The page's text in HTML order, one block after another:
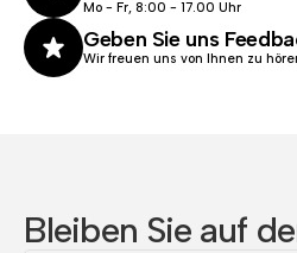
Mo - Fr, 8:00 - 17.00 Uhr
Geben Sie uns
Wir freuen uns von Ihnen zu
Bleiben Sie auf